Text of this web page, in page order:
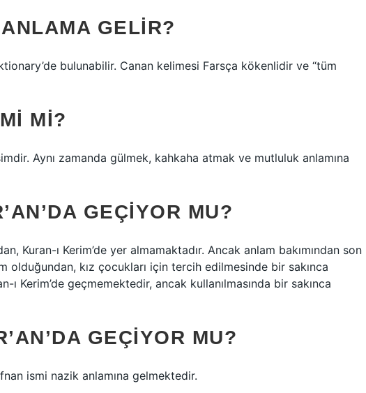
GELIR?
bulunabilir. Canan kelimesi Farsça kökenlidir ve “tüm
MI?
Aynı zamanda gülmek, kahkaha atmak ve mutluluk anlamına
GEÇIYOR MU?
Kuran-ı Kerim’de yer almamaktadır. Ancak anlam bakımından son
olduğundan, kız çocukları için tercih edilmesinde bir sakınca
ı Kerim’de geçmemektedir, ancak kullanılmasında bir sakınca
GEÇIYOR MU?
ismi nazik anlamına gelmektedir.